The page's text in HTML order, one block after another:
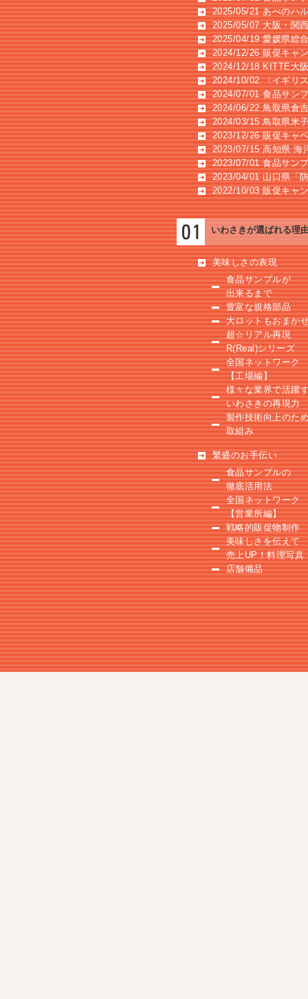
2025/05/21 あべのハ
2025/05/07 大阪・関
2025/04/19 愛媛県総
2024/12/26 販促キャ
2024/12/18 KITTE大
2024/10/02 〈イギリ
2024/07/01 食品サン
2024/06/22 鳥取県倉
2024/03/15 鳥取県米
2023/12/26 販促キャ
2023/07/15 高知県 海
2023/07/01 食品サン
2023/04/01 山口県「
2022/10/03 販促キャ
いわさきが選ばれる理
美味しさの表現
食品サンプルが
出来るまで
豊富な規格部品
大ロットもおまか
超☆リアル再現
R(Real)シリーズ
全国ネットワーク
【工場編】
様々な業界で活躍
いわさきの再現力
製作技術向上のた
取組み
繁盛のお手伝い
食品サンプルの
徹底活用法
全国ネットワーク
【営業所編】
戦略的販促物制作
美味しさを伝えて
売上UP！料理写真
店舗備品